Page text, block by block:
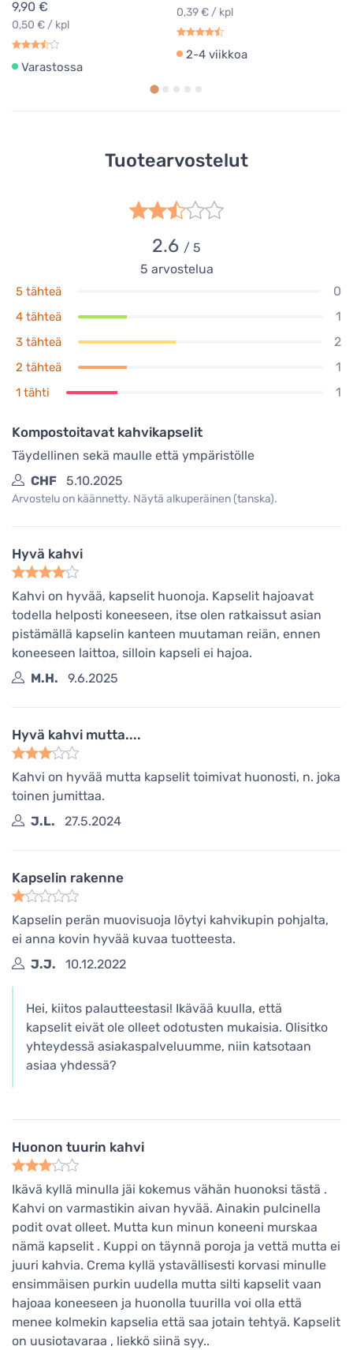
9,90 €
0,50 € / kpl
Varastossa
0,39 € / kpl
2-4 viikkoa
Tuotearvostelut
2.6 / 5
5 arvostelua
5 tähteä 0
4 tähteä 1
3 tähteä 2
2 tähteä 1
1 tähti 1
Kompostoitavat kahvikapselit
Täydellinen sekä maulle että ympäristölle
CHF
5.10.2025
Arvostelu on käännetty. Näytä alkuperäinen (tanska).
Hyvä kahvi
Kahvi on hyvää, kapselit huonoja. Kapselit hajoavat
todella helposti koneeseen, itse olen ratkaissut asian
pistämällä kapselin kanteen muutaman reiän, ennen
koneeseen laittoa, silloin kapseli ei hajoa.
M.H.
9.6.2025
Hyvä kahvi mutta....
Kahvi on hyvää mutta kapselit toimivat huonosti, n. joka
toinen jumittaa.
J.L.
27.5.2024
Kapselin rakenne
Kapselin perän muovisuoja löytyi kahvikupin pohjalta,
ei anna kovin hyvää kuvaa tuotteesta.
J.J.
10.12.2022
Hei, kiitos palautteestasi! Ikävää kuulla, että
kapselit eivät ole olleet odotusten mukaisia. Olisitko
yhteydessä asiakaspalveluumme, niin katsotaan
asiaa yhdessä?
Huonon tuurin kahvi
Ikävä kyllä minulla jäi kokemus vähän huonoksi tästä .
Kahvi on varmastikin aivan hyvää. Ainakin pulcinella
podit ovat olleet. Mutta kun minun koneeni murskaa
nämä kapselit . Kuppi on täynnä poroja ja vettä mutta ei
juuri kahvia. Crema kyllä ystavällisesti korvasi minulle
ensimmäisen purkin uudella mutta silti kapselit vaan
hajoaa koneeseen ja huonolla tuurilla voi olla että
menee kolmekin kapselia että saa jotain tehtyä. Kapselit
on uusiotavaraa , liekkö siinä syy..